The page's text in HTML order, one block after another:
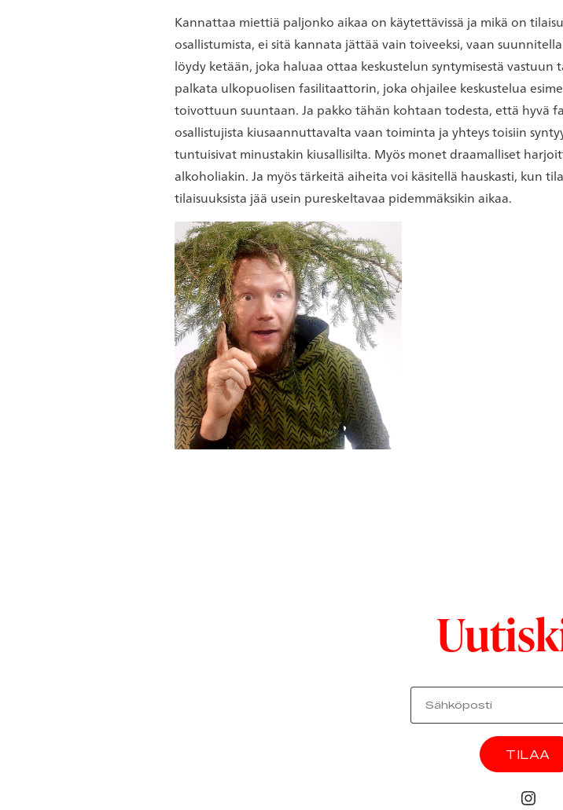
Kannattaa miettiä paljonko aikaa on käytettävissä ja mikä on
osallistumista, ei sitä kannata jättää vain toiveeksi, vaan
löydy ketään, joka haluaa ottaa keskustelun syntymisestä
palkata ulkopuolisen fasilitaattorin, joka ohjailee keskustelua
toivottuun suuntaan. Ja pakko tähän kohtaan todesta, että hyvä
osallistujista kiusaannuttavalta vaan toiminta ja yhteys toisiin
tuntuisivat minustakin kiusallisilta. Myös monet draamalliset
alkoholiakin. Ja myös tärkeitä aiheita voi käsitellä hauskasti, kun
tilaisuuksista jää usein pureskeltavaa pidemmäksikin aikaa.